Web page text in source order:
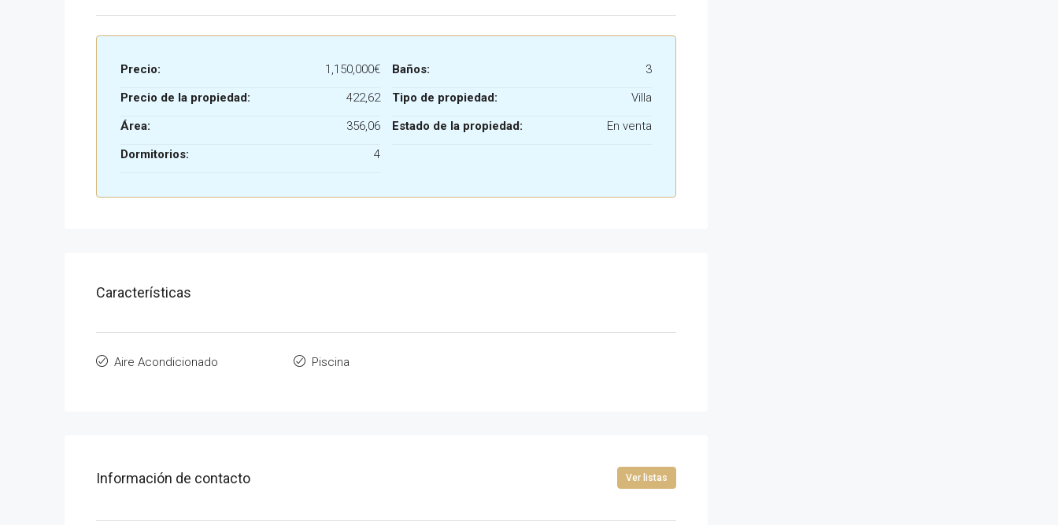
Precio:
1,150,000€
Precio de la propiedad:
422,62
Área:
356,06
Dormitorios:
4
Baños:
3
Tipo de propiedad:
Villa
Estado de la propiedad:
En venta
Características
Aire Acondicionado Piscina
Información de contacto Ver listas